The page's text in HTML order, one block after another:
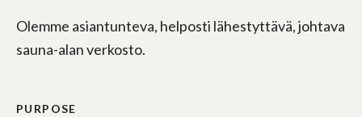
Olemme asiantunteva, helposti lähestyttävä, johtava
sauna-alan verkosto.
PURPOSE